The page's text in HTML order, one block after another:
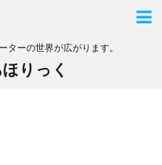
ターの世界が広がります。
りっく